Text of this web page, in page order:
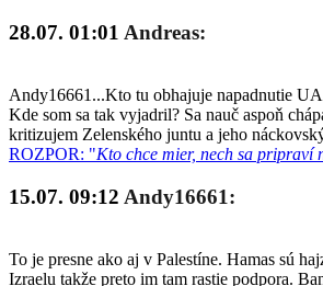
28.07. 01:01 Andreas:
Andy16661...Kto tu obhajuje napadnutie
Kde som sa tak vyjadril? Sa nauč aspoň
kritizujem Zelenského juntu a jeho
ROZPOR: "Kto chce mier, nech sa pripraví
15.07. 09:12 Andy16661:
To je presne ako aj v Palestíne. Hamas sú
Izraelu takže preto im tam rastie podpora.